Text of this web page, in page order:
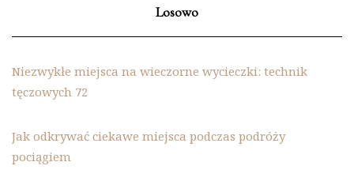
Losowo
Niezwykłe miejsca na wieczorne wycieczki: technik
tęczowych 72
Jak odkrywać ciekawe miejsca podczas podróży
pociągiem